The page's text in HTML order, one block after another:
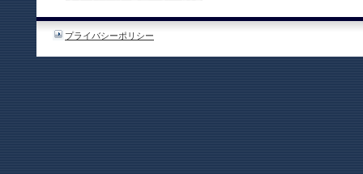
プライバシーポリシー